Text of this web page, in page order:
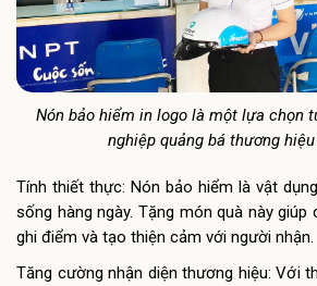
Nón bảo hiểm in logo là một lựa chọn
nghiệp quảng bá thương
Tính thiết thực: Nón bảo hiểm là vật
sống hàng ngày. Tặng món quà này giúp
ghi điểm và tạo thiện cảm với người nhận.
Tăng cường nhận diện thương hiệu: Với